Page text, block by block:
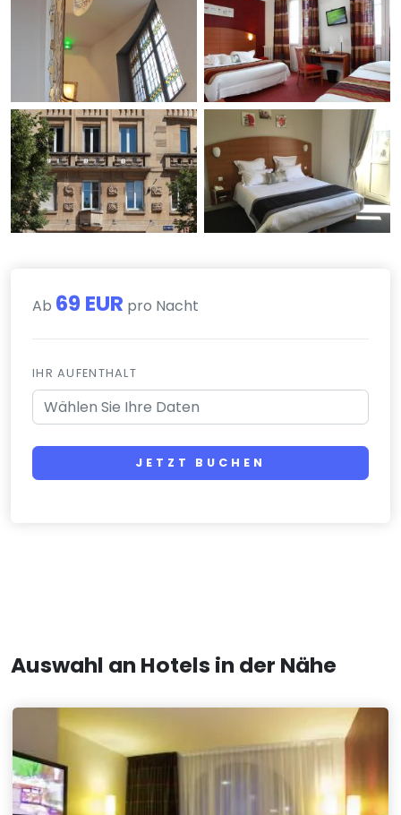
Ab 69 EUR pro Nacht
IHR AUFENTHALT
JETZT BUCHEN
Auswahl an Hotels in der Nähe